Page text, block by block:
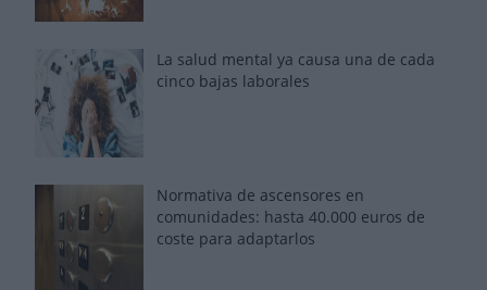
La salud mental ya causa una de cada
cinco bajas laborales
Normativa de ascensores en
comunidades: hasta 40.000 euros de
coste para adaptarlos